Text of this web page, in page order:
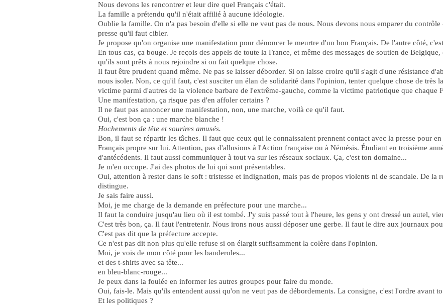
Nous devons les rencontrer et leur dire quel Français c'était.
La famille a prétendu qu'il n'était affilié à aucune idéologie.
Oublie la famille. On n'a pas besoin d'elle si elle ne veut pas de nous. Nous devons nous emparer du
presse qu'il faut cibler.
Je propose qu'on organise une manifestation pour dénoncer le meurtre d'un bon Français. De l'autre côté,
En tous cas, ça bouge. Je reçois des appels de toute la France, et même des messages de soutien de
qu'ils sont prêts à nous rejoindre si on fait quelque chose.
Il faut être prudent quand même. Ne pas se laisser déborder. Si on laisse croire qu'il s'agit d'une résistance
nous isoler. Non, ce qu'il faut, c'est susciter un élan de solidarité dans l'opinion, tenter quelque chose de très
victime parmi d'autres de la violence barbare de l'extrême-gauche, comme la victime patriotique que chaque
Une manifestation, ça risque pas d'en affoler certains ?
Il ne faut pas annoncer une manifestation, non, une marche, voilà ce qu'il faut.
Oui, c'est bon ça : une marche blanche !
Hochements de tête et sourires amusés.
Bon, il faut se répartir les tâches. Il faut que ceux qui le connaissaient prennent contact avec la presse pour
Français propre sur lui. Attention, pas d'allusions à l'Action française ou à Némésis. Étudiant en troisième
d'antécédents. Il faut aussi communiquer à tout va sur les réseaux sociaux. Ça, c'est ton domaine...
Je m'en occupe. J'ai des photos de lui qui sont présentables.
Oui, attention à rester dans le soft : tristesse et indignation, mais pas de propos violents ni de scandale. De la
distingue.
Je sais faire aussi.
Moi, je me charge de la demande en préfecture pour une marche...
Il faut la conduire jusqu'au lieu où il est tombé. J'y suis passé tout à l'heure, les gens y ont dressé un autel,
C'est très bon, ça. Il faut l'entretenir. Nous irons nous aussi déposer une gerbe. Il faut le dire aux journaux
C'est pas dit que la préfecture accepte.
Ce n'est pas dit non plus qu'elle refuse si on élargit suffisamment la colère dans l'opinion.
Moi, je vois de mon côté pour les banderoles...
et des t-shirts avec sa tête...
en bleu-blanc-rouge...
Je peux dans la foulée en informer les autres groupes pour faire du monde.
Oui, fais-le. Mais qu'ils entendent aussi qu'on ne veut pas de débordements. La consigne, c'est l'ordre avant
Et les politiques ?